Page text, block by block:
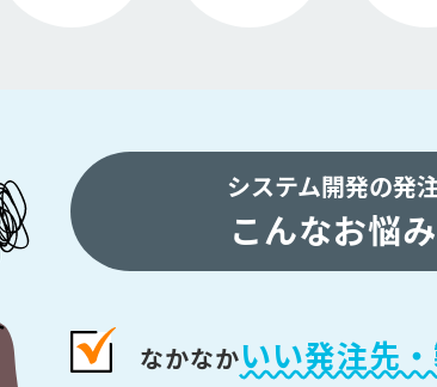
システム開発の発
こんなお悩
なかなかいい発注先